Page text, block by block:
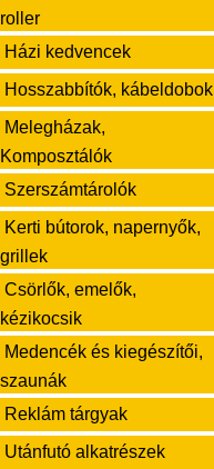
roller
Házi kedvencek
Hosszabbítók, kábeldobok
Melegházak,
Komposztálók
Szerszámtárolók
Kerti bútorok, napernyők,
grillek
Csörlők, emelők,
kézikocsik
Medencék és kiegészítői,
szaunák
Reklám tárgyak
Utánfutó alkatrészek